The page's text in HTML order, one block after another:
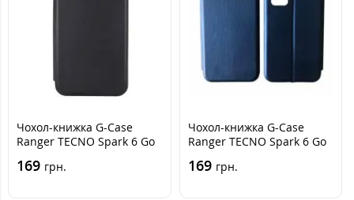
Чохол-книжка G-Case
Ranger TECNO Spark 6 Go
169 грн.
Чохол-книжка G-Case
Ranger TECNO Spark 6 Go
169 грн.